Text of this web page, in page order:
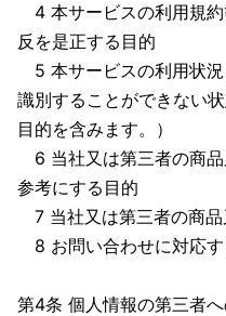
4 本サービスの利用規
反を是正する目的
5 本サービスの利用状
識別することができない
目的を含みます。）
6 当社又は第三者の商
参考にする目的
7 当社又は第三者の商
8 お問い合わせに対応す
第4条 個人情報の第三者